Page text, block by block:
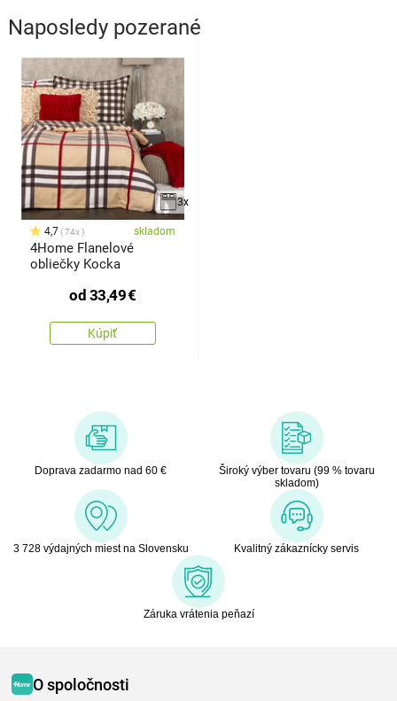
Naposledy pozerané
3x
4,7 74x skladom
4Home Flanelové
obliečky Kocka
od 33,49€
Kúpiť
Doprava zadarmo nad 60 €
Široký výber tovaru (99 % tovaru
skladom)
3 728 výdajných miest na Slovensku Kvalitný zákaznícky servis
Záruka vrátenia peňazí
O spoločnosti